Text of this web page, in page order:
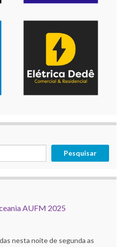
Pesquisar
AUFM 2025
nesta noite de segunda as